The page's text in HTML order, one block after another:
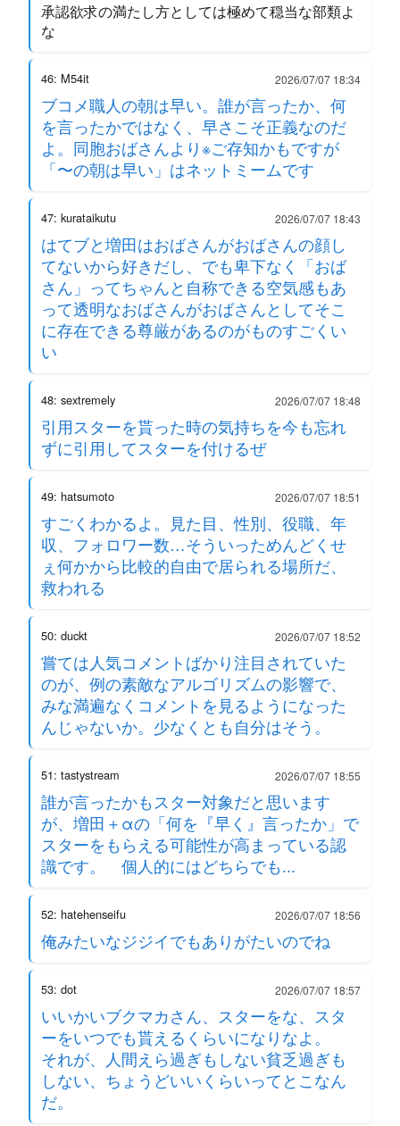
承認欲求の満たし方としては極めて穏当な部類よ
な
46: M54it 2026/07/07 18:34
ブコメ職人の朝は早い。誰が言ったか、何
を言ったかではなく、早さこそ正義なのだ
よ。同胞おばさんより※ご存知かもですが
「〜の朝は早い」はネットミームです
47: kurataikutu 2026/07/07 18:43
はてブと増田はおばさんがおばさんの顔し
てないから好きだし、でも卑下なく「おば
さん」ってちゃんと自称できる空気感もあ
って透明なおばさんがおばさんとしてそこ
に存在できる尊厳があるのがものすごくい
い
48: sextremely 2026/07/07 18:48
引用スターを貰った時の気持ちを今も忘れ
ずに引用してスターを付けるぜ
49: hatsumoto 2026/07/07 18:51
すごくわかるよ。見た目、性別、役職、年
収、フォロワー数…そういっためんどくせ
ぇ何かから比較的自由で居られる場所だ、
救われる
50: duckt 2026/07/07 18:52
嘗ては人気コメントばかり注目されていた
のが、例の素敵なアルゴリズムの影響で、
みな満遍なくコメントを見るようになった
んじゃないか。少なくとも自分はそう。
51: tastystream 2026/07/07 18:55
誰が言ったかもスター対象だと思います
が、増田＋αの「何を『早く』言ったか」で
スターをもらえる可能性が高まっている認
識です。 個人的にはどちらでも...
52: hatehenseifu 2026/07/07 18:56
俺みたいなジジイでもありがたいのでね
53: dot 2026/07/07 18:57
いいかいブクマカさん、スターをな、スタ
ーをいつでも貰えるくらいになりなよ。
それが、人間えら過ぎもしない貧乏過ぎも
しない、ちょうどいいくらいってとこなん
だ。